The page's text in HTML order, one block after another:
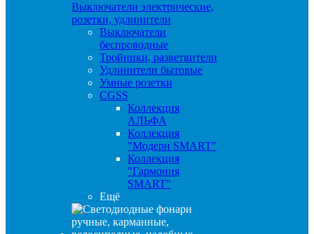
Выключатели электрические,
розетки, удлинители
Выключатели
беспроводные
Тройники, разветвители
Удлинители бытовые
Умные розетки
CGSS
Коллекция
АЛЬФА
Коллекция
"Модерн SMART"
Коллекция
"Гармония
SMART"
Ещё